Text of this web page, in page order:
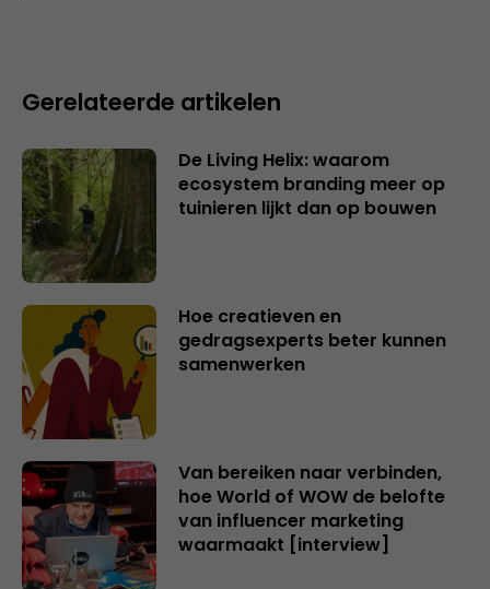
Gerelateerde artikelen
De Living Helix: waarom
ecosystem branding meer op
tuinieren lijkt dan op bouwen
Hoe creatieven en
gedragsexperts beter kunnen
samenwerken
Van bereiken naar verbinden,
hoe World of WOW de belofte
van influencer marketing
waarmaakt [interview]